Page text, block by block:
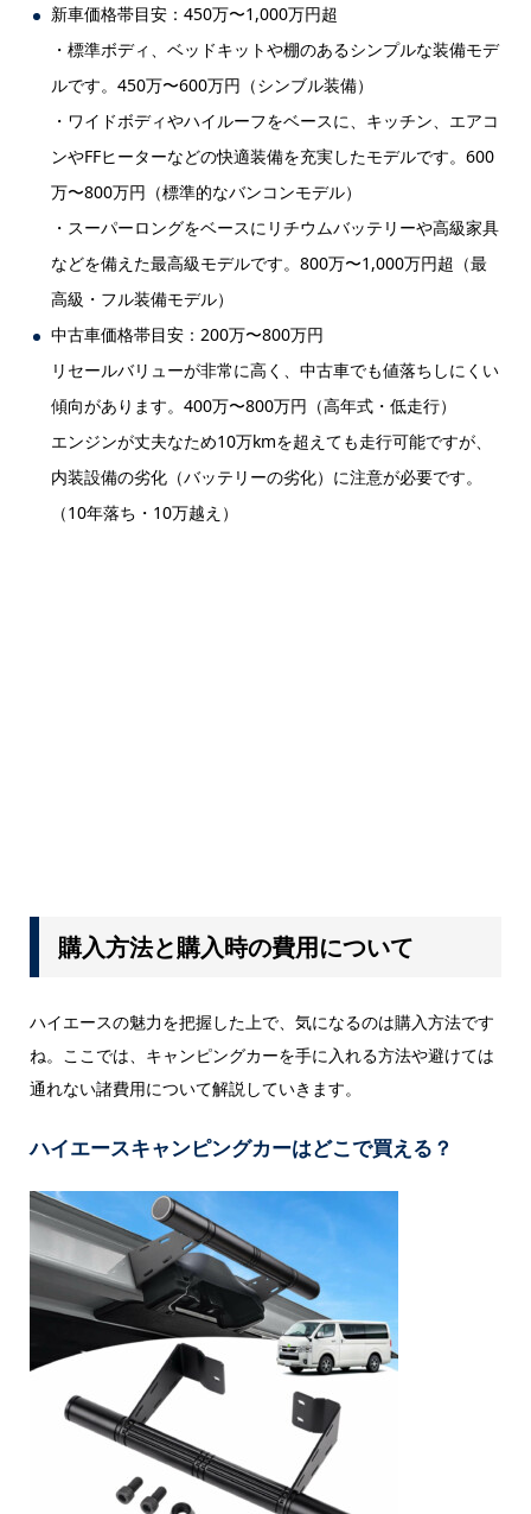
新車価格帯目安：450万〜1,000万円超
・標準ボディ、ベッドキットや棚のあるシンプルな装備モデ
ルです。450万〜600万円（シンブル装備）
・ワイドボディやハイルーフをベースに、キッチン、エアコ
ンやFFヒーターなどの快適装備を充実したモデルです。600
万〜800万円（標準的なバンコンモデル）
・スーパーロングをベースにリチウムバッテリーや高級家具
などを備えた最高級モデルです。800万〜1,000万円超（最
高級・フル装備モデル）
中古車価格帯目安：200万〜800万円
リセールバリューが非常に高く、中古車でも値落ちしにくい
傾向があります。400万〜800万円（高年式・低走行）
エンジンが丈夫なため10万kmを超えても走行可能ですが、
内装設備の劣化（バッテリーの劣化）に注意が必要です。
（10年落ち・10万越え）
購入方法と購入時の費用について
ハイエースの魅力を把握した上で、気になるのは購入方法です
ね。ここでは、キャンピングカーを手に入れる方法や避けては
通れない諸費用について解説していきます。
ハイエースキャンピングカーはどこで買える？